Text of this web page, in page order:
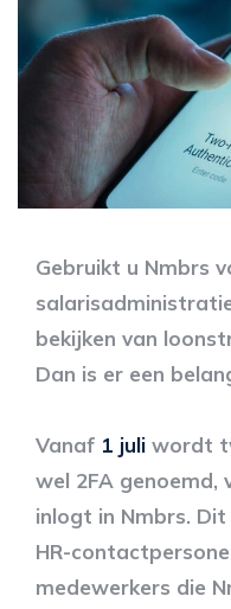
Gebruikt u Nmbrs
bekijken van
Dan is er een
Vanaf 1 juli wordt
wel 2FA genoemd,
inlogt in Nmbrs.
HR-
medewerkers die